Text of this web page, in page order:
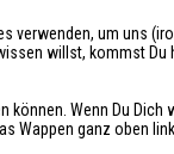
verwenden, um uns
willst, kommst Du
können. Wenn Du Dich
Wappen ganz oben